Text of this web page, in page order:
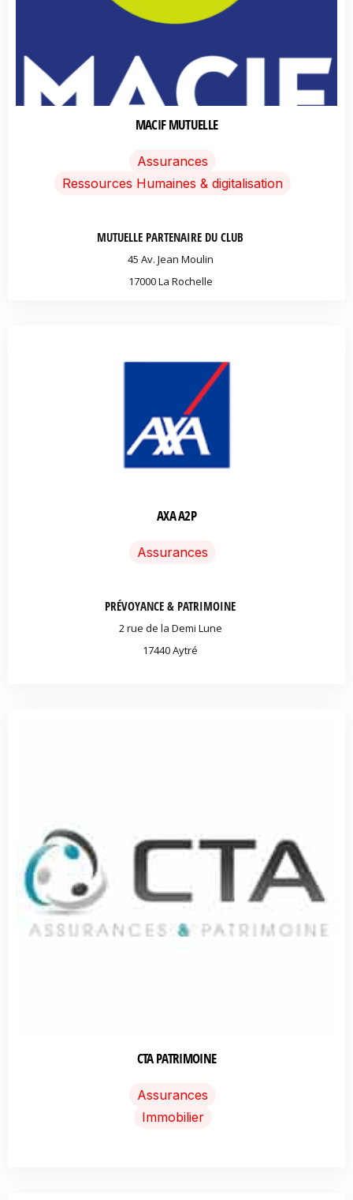
MACIF MUTUELLE
Assurances
Ressources Humaines & digitalisation
MUTUELLE PARTENAIRE DU CLUB
45 Av. Jean Moulin
17000 La Rochelle
AXA A2P
Assurances
PRÉVOYANCE & PATRIMOINE
2 rue de la Demi Lune
17440 Aytré
CTA PATRIMOINE
Assurances
Immobilier